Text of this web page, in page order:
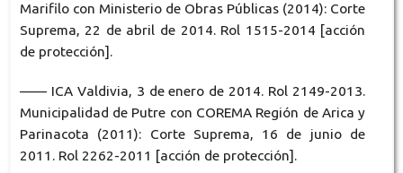
Marifilo con Ministerio de Obras Públicas (2014): Corte
Suprema, 22 de abril de 2014. Rol 1515-2014 [acción
de protección].
—— ICA Valdivia, 3 de enero de 2014. Rol 2149-2013.
Municipalidad de Putre con COREMA Región de Arica y
Parinacota (2011): Corte Suprema, 16 de junio de
2011. Rol 2262-2011 [acción de protección].